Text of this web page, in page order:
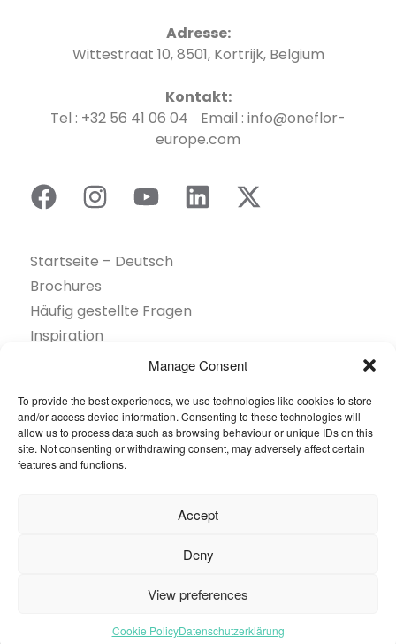
Manage Consent
To provide the best experiences, we use technologies like cookies to store
and/or access device information. Consenting to these technologies will
allow us to process data such as browsing behaviour or unique IDs on this
site. Not consenting or withdrawing consent, may adversely affect certain
features and functions.
Accept
Deny
View preferences
Cookie PolicyDatenschutzerklärung
Adresse:
Wittestraat 10, 8501, Kortrijk, Belgium
Kontakt:
Tel : +32 56 41 06 04 Email : info@oneflor-
europe.com
Startseite – Deutsch
Brochures
Häufig gestellte Fragen
Inspiration
Nachhaltigkeit
Unsere Projekte
Sektoren
© 2026 Oneflor. Alle Rechte vorbehalten.